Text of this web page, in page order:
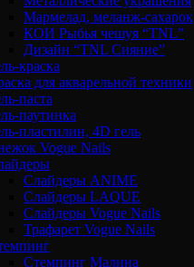
Мармелад, меланж-сахарок
КОИ Рыбья чешуя “TNL”
Дизайн “TNL Сияние”
краска
для акварельной техники
паста
паутинка
пластилин, 4D гель
Vogue Nails
Слайдеры ANIME
Слайдеры LAQUE
Слайдеры Vogue Nails
Трафарет Vogue Nails
Стемпинг Малина